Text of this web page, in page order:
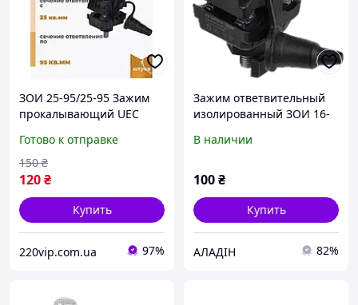
ЗОИ 25-95/25-95 Зажим
прокалывающий UEC
прокол, ответвительный
изолирующий
(Улучшенные)
Готово к отправке
120₴
150 ₴
Купить
220vip.com.ua 97%
Зажим ответвительный
изолированный ЗОИ 16-
В наличии
100₴
Купить
АЛАДІН 82%